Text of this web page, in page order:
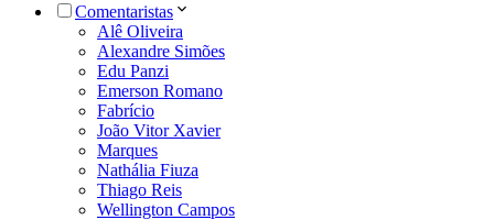
Comentaristas
Alê Oliveira
Alexandre Simões
Edu Panzi
Emerson Romano
Fabrício
João Vitor Xavier
Marques
Nathália Fiuza
Thiago Reis
Wellington Campos